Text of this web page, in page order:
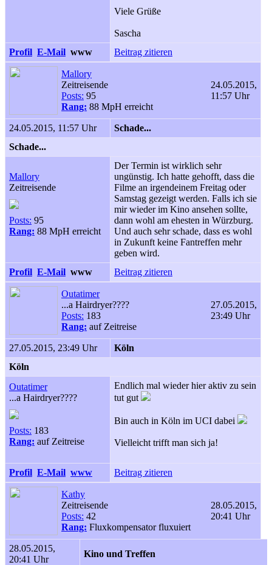
Viele Grüße
Sascha
Profil E-Mail www Beitrag zitieren
Mallory
Zeitreisende
Posts: 95
Rang: 88 MpH erreicht
24.05.2015,
11:57 Uhr
24.05.2015, 11:57 Uhr
Schade...
Schade...
Mallory
Zeitreisende
Posts: 95
Rang: 88 MpH erreicht
Der Termin ist wirklich sehr
ungünstig. Ich hatte gehofft, dass die
Filme an irgendeinem Freitag oder
Samstag gezeigt werden. Falls ich sie
mir wieder im Kino ansehen sollte,
dann wohl am ehesten in Würzburg.
Und auch sehr schade, dass es wohl
in Zukunft keine Fantreffen mehr
geben wird.
Profil E-Mail www Beitrag zitieren
Outatimer
...a Hairdryer????
Posts: 183
Rang: auf Zeitreise
27.05.2015,
23:49 Uhr
27.05.2015, 23:49 Uhr
Köln
Köln
Outatimer
...a Hairdryer????
Posts: 183
Rang: auf Zeitreise
Endlich mal wieder hier aktiv zu sein
tut gut
Bin auch in Köln im UCI dabei
Vielleicht trifft man sich ja!
Profil E-Mail www Beitrag zitieren
Kathy
Zeitreisende
Posts: 42
Rang: Fluxkompensator fluxuiert
28.05.2015,
20:41 Uhr
28.05.2015,
20:41 Uhr
Kino und Treffen